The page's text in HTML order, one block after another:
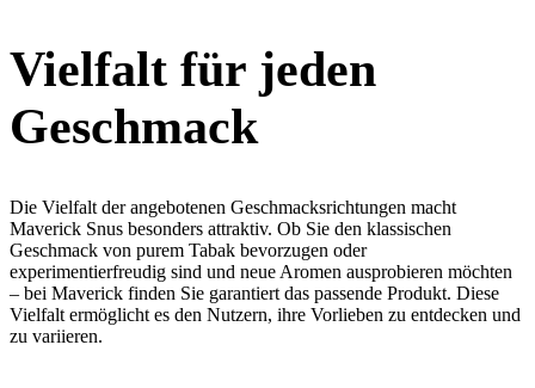
Vielfalt für jeden
Geschmack
Die Vielfalt der angebotenen Geschmacksrichtungen macht
Maverick Snus besonders attraktiv. Ob Sie den klassischen
Geschmack von purem Tabak bevorzugen oder
experimentierfreudig sind und neue Aromen ausprobieren möchten
– bei Maverick finden Sie garantiert das passende Produkt. Diese
Vielfalt ermöglicht es den Nutzern, ihre Vorlieben zu entdecken und
zu variieren.